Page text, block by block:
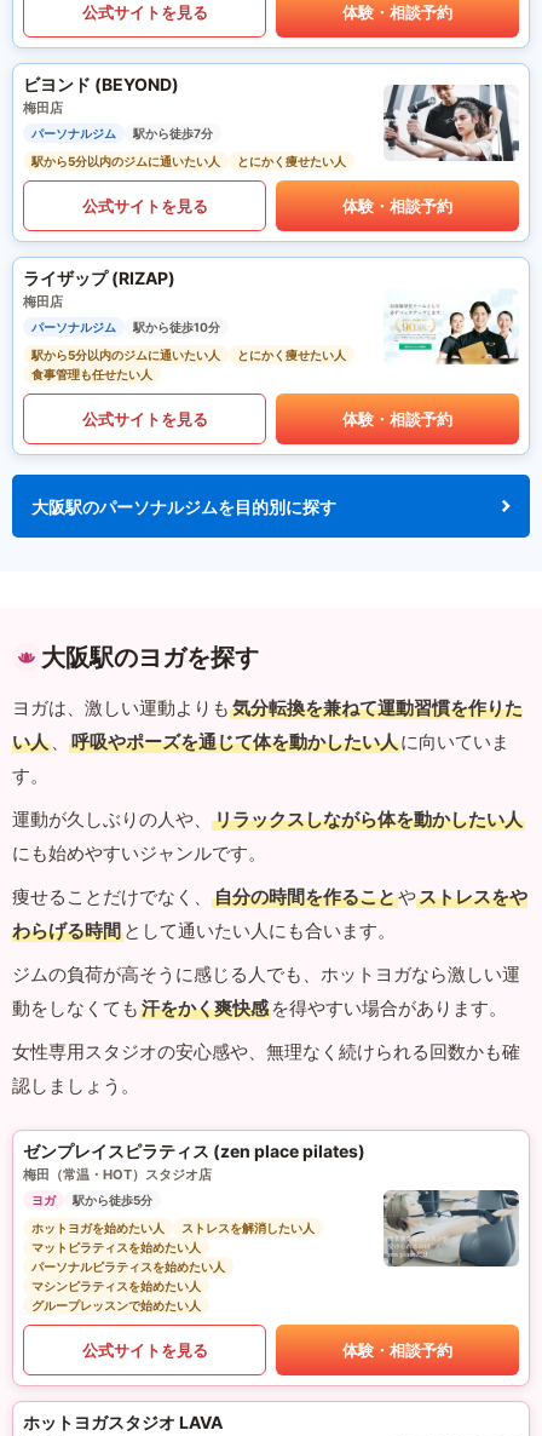
公式サイトを見る 体験・相談予約
ビヨンド (BEYOND)
梅田店
パーソナルジム
駅から徒歩7分
駅から5分以内のジムに通いたい人
とにかく痩せたい人
公式サイトを見る 体験・相談予約
ライザップ (RIZAP)
梅田店
パーソナルジム
駅から徒歩10分
駅から5分以内のジムに通いたい人
とにかく痩せたい人
食事管理も任せたい人
公式サイトを見る 体験・相談予約
大阪駅のパーソナルジムを目的別に探す
大阪駅のヨガを探す
ヨガは、激しい運動よりも 気分転換を兼ねて運動習慣を作りた
い人 、 呼吸やポーズを通じて体を動かしたい人に向いていま
す。
運動が久しぶりの人や、
リラックスしながら体を動かしたい人
にも始めやすいジャンルです。
痩せることだけでなく、
自分の時間を作ることやストレスをや
わらげる時間 として通いたい人にも合います。
ジムの負荷が高そうに感じる人でも、ホットヨガなら激しい運
動をしなくても 汗をかく爽快感 を得やすい場合があります。
女性専用スタジオの安心感や、無理なく続けられる回数かも確
認しましょう。
ゼンプレイスピラティス (zen place pilates)
梅田（常温・HOT）スタジオ店
ヨガ
駅から徒歩5分
ホットヨガを始めたい人
ストレスを解消したい人
マットピラティスを始めたい人
パーソナルピラティスを始めたい人
マシンピラティスを始めたい人
グループレッスンで始めたい人
公式サイトを見る 体験・相談予約
ホットヨガスタジオ LAVA